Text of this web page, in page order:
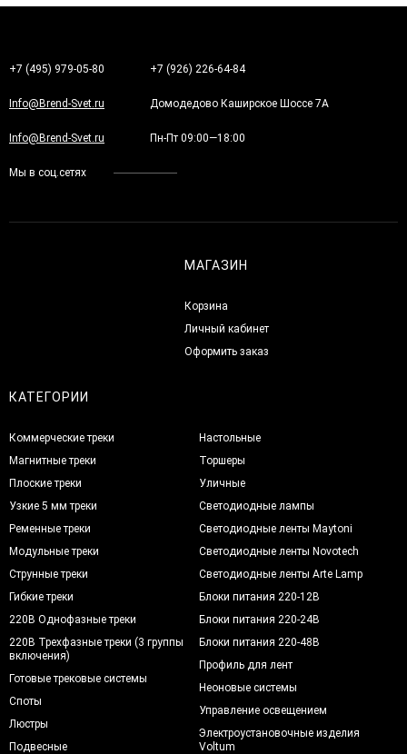
+7 (495) 979-05-80 +7 (926) 226-64-84
Info@Brend-Svet.ru Домодедово Каширское Шоссе 7А
Info@Brend-Svet.ru Пн-Пт 09:00—18:00
Мы в соц.сетях
МАГАЗИН
Корзина
Личный кабинет
Оформить заказ
КАТЕГОРИИ
Коммерческие треки
Магнитные треки
Плоские треки
Узкие 5 мм треки
Ременные треки
Модульные треки
Струнные треки
Гибкие треки
220В Однофазные треки
220В Трехфазные треки (3 группы
включения)
Готовые трековые системы
Споты
Люстры
Подвесные
Настольные
Торшеры
Уличные
Светодиодные лампы
Светодиодные ленты Maytoni
Светодиодные ленты Novotech
Светодиодные ленты Arte Lamp
Блоки питания 220-12В
Блоки питания 220-24В
Блоки питания 220-48В
Профиль для лент
Неоновые системы
Управление освещением
Электроустановочные изделия
Voltum